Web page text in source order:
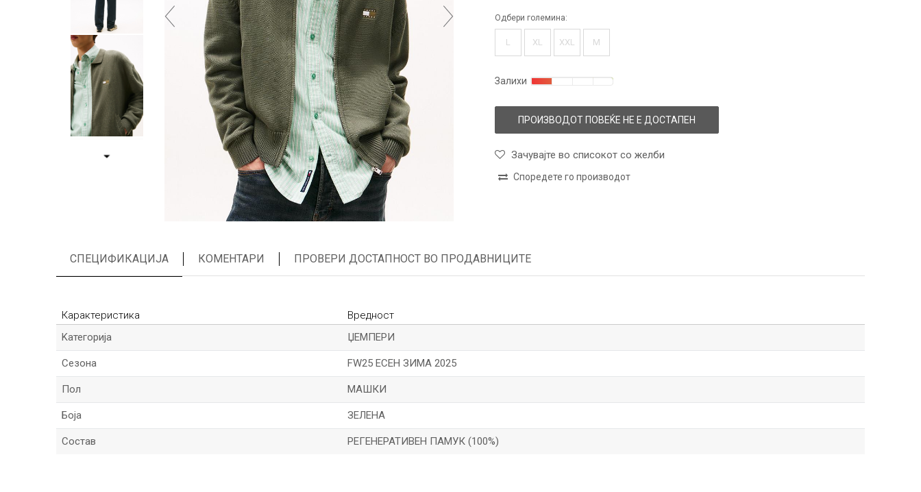
Одбери големина:
L XL XXL M
Залихи
ПРОИЗВОДОТ ПОВЕЌЕ НЕ Е ДОСТАПЕН
Зачувајте во списокот со желби
Споредете го производот
СПЕЦИФИКАЦИЈА КОМЕНТАРИ ПРОВЕРИ ДОСТАПНОСТ ВО ПРОДАВНИЦИТЕ
Карактеристика
Вредност
Kатегорија
ЏЕМПЕРИ
Сезона FW25 ЕСЕН ЗИМА 2025
Пол МАШКИ
Боја ЗЕЛЕНА
Состав РЕГЕНЕРАТИВЕН ПАМУК (100%)